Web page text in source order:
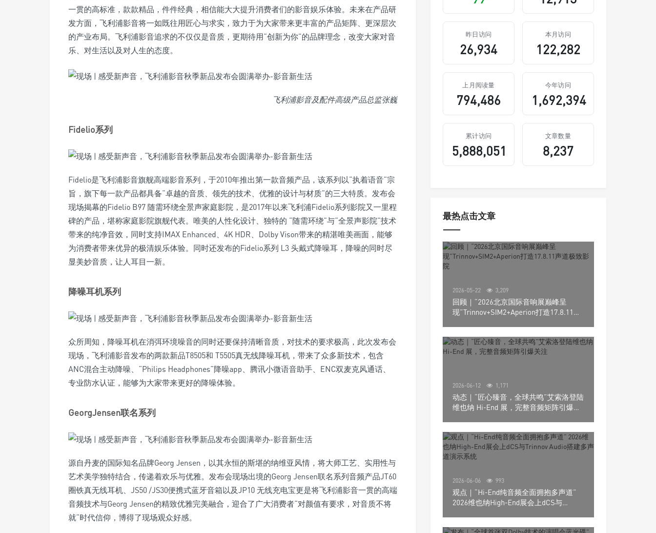
一贯的高标准，款款精品，件件经典，相信能大大提升消费者们的影音娱乐体验。未来在产品研
发方面，飞利浦影音将一如既往用匠心与求实，致力于为大家带来更丰富的产品矩阵、更深层次
的产业布局。飞利浦影音追求的不仅仅是音质，更期待用“创新为你”的品牌理念，改变大家对音
乐、对生活以及对人生的态度。
飞利浦影音及配件高级产品总监张巍
Fidelio系列
Fidelio是飞利浦影音旗舰高端影音系列，于2010年推出第一款音频产品，该系列以“执着语音”宗
旨，旗下每一款产品都具备“卓越的音质、领先的技术、优雅的设计与材质”的三大特质。发布会
现场揭幕的Fidelio B97 随需环绕全景声家庭影院，是2017年以来飞利浦Fidelio系列影院又一里程
碑的产品，堪称家庭影院旗舰代表。唯美的人性化设计、独特的 “随需环绕”与“全景声影院”技术
带来的纯净音效，同时支持IMAX Enhanced、4K HDR、Dolby Vison带来的精湛唯美画面，能够
为消费者带来优异的极清娱乐体验。同时还发布的Fidelio系列 L3 头戴式降噪耳，降噪的同时尽
显美妙音质，让人耳目一新。
降噪耳机系列
众所周知，降噪耳机在消弭环境噪音的同时还要保持清晰音质，对技术的要求极高，此次发布会
现场，飞利浦影音发布的两款新品T8505和 T5505真无线降噪耳机，带来了众多新技术，包含
ANC混合主动降噪、“Philips Headphones”降噪app、腾讯小微语音助手、ENC双麦克风通话、
专业防水认证，能够为大家带来更好的降噪体验。
GeorgJensen联名系列
源自丹麦的国际知名品牌Georg Jensen，以其永恒的斯堪的纳维亚风情，将大师工艺、实用性与
艺术美学独特结合，传递着欢乐与优雅。发布会现场出境的Georg Jensen联名系列音频产品JT60
圈铁真无线耳机、JS50 /JS30便携式蓝牙音箱以及JP10 无线充电宝更是将飞利浦影音一贯的高端
音频技术与Georg Jensen的精致优雅完美融合，迎合了广大消费者“对颜值有要求，对音质不将
就”时代信仰，博得了现场观众好感。
昨日访问
26,934
本月访问
122,282
上月阅读量
794,486
今年访问
1,692,394
累计访问
5,888,051
文章数量
8,237
最热点击文章
2026-05-22 3,209
回顾｜“2026北京国际音响展巅峰呈
现”Trinnov+SIM2+Aperion打造17.8.11声
2026-06-12 1,171
动态｜“匠心臻音，全球共鸣”艾索洛登陆
维也纳 Hi-End 展，完整音频矩阵引爆关
2026-06-06 993
观点｜“Hi-End纯音频全面拥抱多声道”
2026维也纳High-End展会上dCS与